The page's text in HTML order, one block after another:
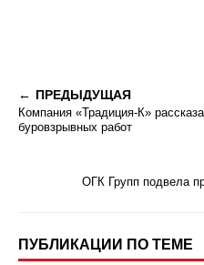
ПРЕДЫДУЩАЯ
Компания «Традиция-К»
буровзрывных работ
ОГК Групп подвела
ПУБЛИКАЦИИ ПО ТЕМЕ